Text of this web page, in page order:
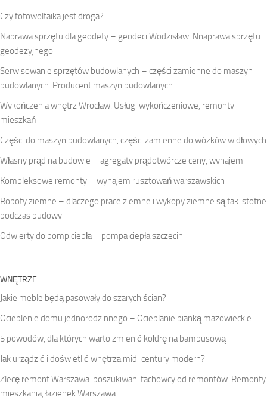
Czy fotowoltaika jest droga?
Naprawa sprzętu dla geodety – geodeci Wodzisław. Nnaprawa sprzętu
geodezyjnego
Serwisowanie sprzętów budowlanych – części zamienne do maszyn
budowlanych. Producent maszyn budowlanych
Wykończenia wnętrz Wrocław. Usługi wykończeniowe, remonty
mieszkań
Części do maszyn budowlanych, części zamienne do wózków widłowych
Własny prąd na budowie – agregaty prądotwórcze ceny, wynajem
Kompleksowe remonty – wynajem rusztowań warszawskich
Roboty ziemne – dlaczego prace ziemne i wykopy ziemne są tak istotne
podczas budowy
Odwierty do pomp ciepła – pompa ciepła szczecin
WNĘTRZE
Jakie meble będą pasowały do szarych ścian?
Ocieplenie domu jednorodzinnego – Ocieplanie pianką mazowieckie
5 powodów, dla których warto zmienić kołdrę na bambusową
Jak urządzić i doświetlić wnętrza mid-century modern?
Zlecę remont Warszawa: poszukiwani fachowcy od remontów. Remonty
mieszkania, łazienek Warszawa